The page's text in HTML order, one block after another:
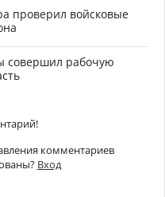
проверил войсковые
совершил рабочую
комментариев
Вход